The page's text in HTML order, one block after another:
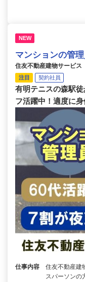
NEW
マンションの管
住友不動産建物サービ
注目 契約社員
有明テニスの森駅
フ活躍中！適度に
仕事内容
住友不動産建
スパーソンの